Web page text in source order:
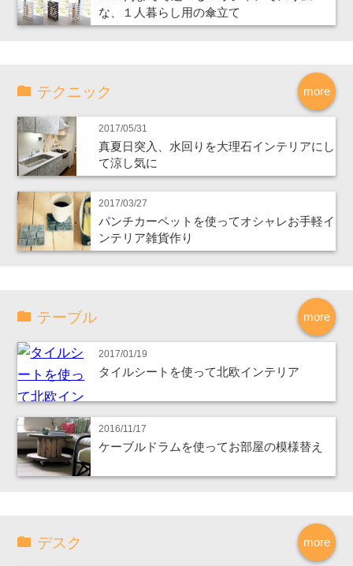
な、１人暮らし用の傘立て
more
テクニック
2017/05/31
真夏日突入、水回りを大理石インテリアにし
て涼し気に
2017/03/27
パンチカーペットを使ってオシャレお手軽イ
ンテリア雑貨作り
more
テーブル
2017/01/19
タイルシートを使って北欧インテリア
2016/11/17
ケーブルドラムを使ってお部屋の模様替え
more
デスク